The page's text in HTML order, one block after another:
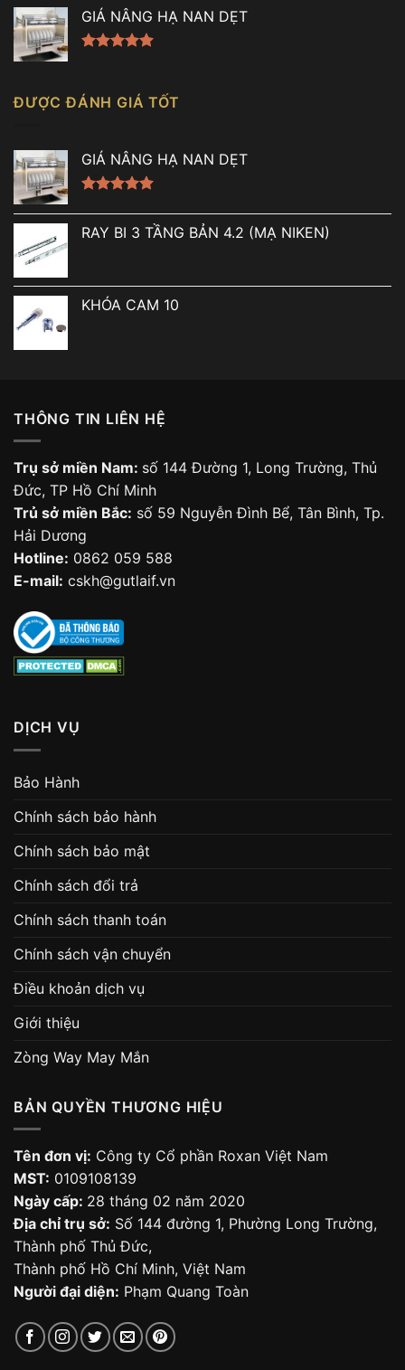
GIÁ NÂNG HẠ NAN DẸT
5 sao
ĐƯỢC ĐÁNH GIÁ TỐT
GIÁ NÂNG HẠ NAN DẸT
hạng5.00
5 sao
RAY BI 3 TẦNG BẢN 4.2 (MẠ NIKEN)
KHÓA CAM 10
THÔNG TIN LIÊN HỆ
Trụ sở miền Nam: số 144 Đường 1, Long Trường, Thủ
Đức, TP Hồ Chí Minh
Trủ sở miền Bắc: số 59 Nguyễn Đình Bể, Tân Bình, Tp.
Hải Dương
Hotline: 0862 059 588
E-mail: cskh@gutlaif.vn
DỊCH VỤ
Bảo Hành
Chính sách bảo hành
Chính sách bảo mật
Chính sách đổi trả
Chính sách thanh toán
Chính sách vận chuyển
Điều khoản dịch vụ
Giới thiệu
Zòng Way May Mắn
BẢN QUYỀN THƯƠNG HIỆU
Tên đơn vị: Công ty Cổ phần Roxan Việt Nam
MST: 0109108139
Ngày cấp: 28 tháng 02 năm 2020
Địa chỉ trụ sở: Số 144 đường 1, Phường Long Trường,
Thành phố Thủ Đức,
Thành phố Hồ Chí Minh, Việt Nam
Người đại diện: Phạm Quang Toàn